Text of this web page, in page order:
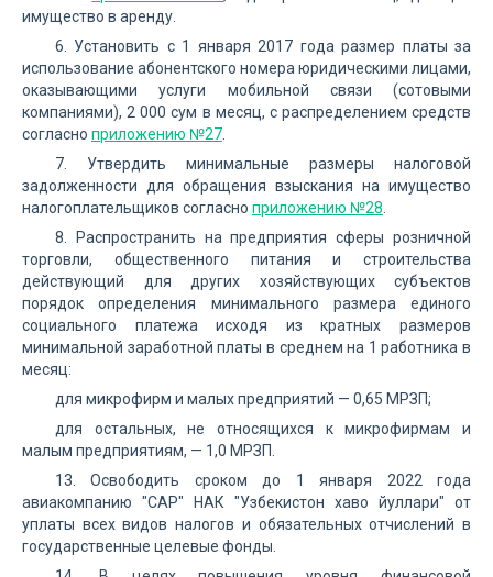
имущество в аренду.
6. Установить с 1 января 2017 года размер платы за
использование абонентского номера юридическими лицами,
оказывающими услуги мобильной связи (сотовыми
компаниями), 2 000 сум в месяц, с распределением средств
согласно приложению №27
7. Утвердить минимальные размеры налоговой
задолженности для обращения взыскания на имущество
налогоплательщиков согласно приложению №28
8. Распространить на предприятия сферы розничной
торговли, общественного питания и строительства
действующий для других хозяйствующих субъектов
порядок определения минимального размера единого
социального платежа исходя из кратных размеров
минимальной заработной платы в среднем на 1 работника в
месяц:
для микрофирм и малых предприятий — 0,65 МРЗП;
для остальных, не относящихся к микрофирмам и
малым предприятиям, — 1,0 МРЗП.
13. Освободить сроком до 1 января 2022 года
авиакомпанию "САР" НАК "Узбекистон хаво йуллари" от
уплаты всех видов налогов и обязательных отчислений в
государственные целевые фонды.